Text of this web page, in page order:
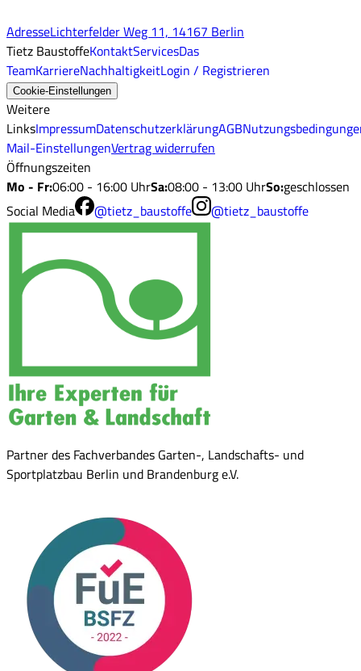
AdresseLichterfelder Weg 11, 14167 Berlin
Tietz BaustoffeKontaktServicesDas
TeamKarriereNachhaltigkeitLogin / Registrieren
Cookie-Einstellungen
Weitere
LinksImpressumDatenschutzerklärungAGB
Mail-EinstellungenVertrag widerrufen
Öffnungszeiten
Mo - Fr:06:00 - 16:00 UhrSa:08:00 - 13:00 UhrSo:geschlossen
Social Media
@tietz_baustoffe @tietz_baustoffe
Partner des Fachverbandes Garten-, Landschafts- und
Sportplatzbau Berlin und Brandenburg e.V.